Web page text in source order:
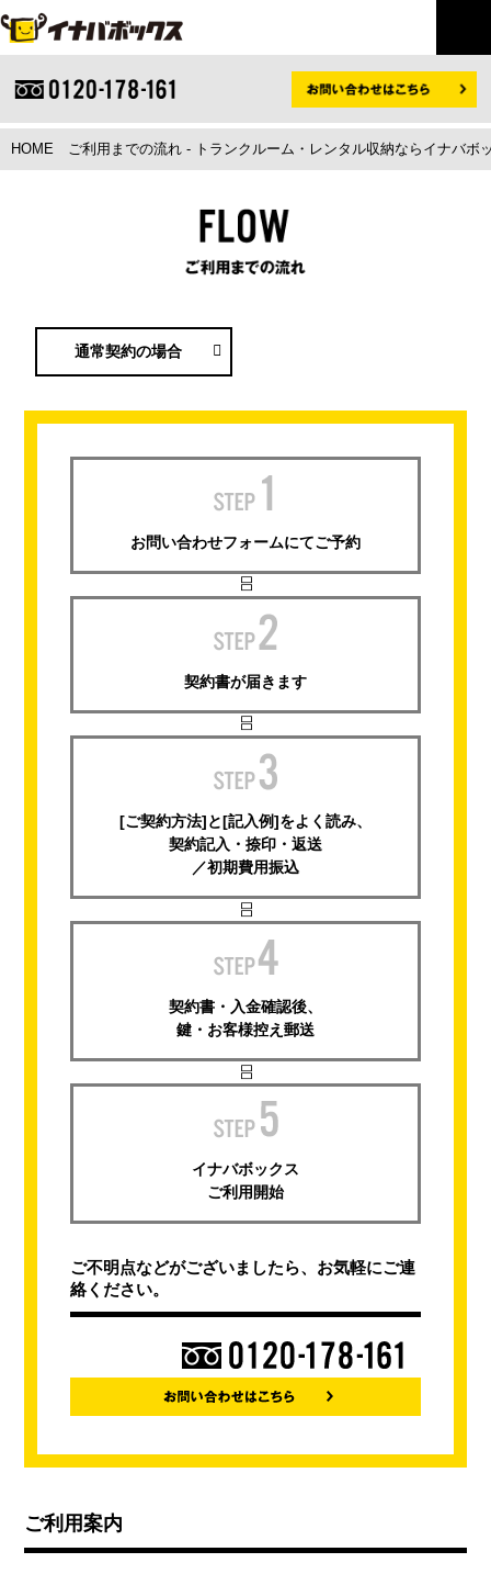
HOME ご利用までの流れ - トランクルーム・レンタル収納ならイナバボ
通常契約の場合
お問い合わせフォームにてご予約
契約書が届きます
[ご契約方法]と[記入例]をよく読み、
契約記入・捺印・返送
／初期費用振込
契約書・入金確認後、
鍵・お客様控え郵送
イナバボックス
ご利用開始
ご不明点などがございましたら、お気軽にご連
絡ください。
ご利用案内